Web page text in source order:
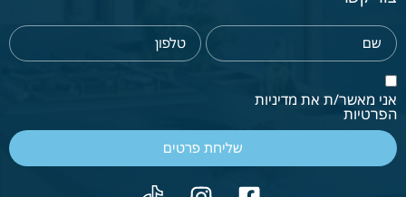
אני מאשר/ת את מדיניות
הפרטיות
שליחת פרטים